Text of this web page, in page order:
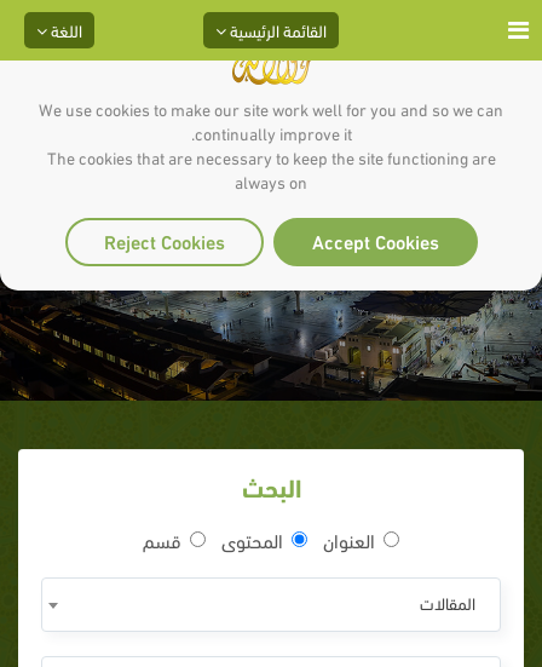
We use cookies to make our site work well for you and so we can
continually improve it.
The cookies that are necessary to keep the site functioning are
always on
Accept Cookies
Reject Cookies
اللغة القائمة الرئيسية
سيد الاستغفار
البحث
العنوان المحتوى قسم
المقالات